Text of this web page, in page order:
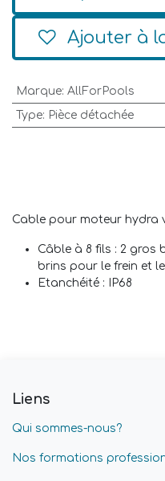
Ajouter à
Marque: AllForPools
Type: Pièce détachée
Cable pour moteur hydra
Câble à 8 fils : 2 gros
brins pour le frein et
Etanchéité : IP68
Liens
Qui sommes-nous?
Nos formations